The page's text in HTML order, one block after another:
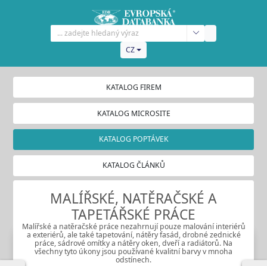
CZ
KATALOG FIREM
KATALOG MICROSITE
KATALOG POPTÁVEK
KATALOG ČLÁNKŮ
MALÍŘSKÉ, NATĚRAČSKÉ A
TAPETÁŘSKÉ PRÁCE
Malířské a natěračské práce nezahrnují pouze malování interiérů
a exteriérů, ale také tapetování, nátěry fasád, drobné zednické
práce, sádrové omítky a nátěry oken, dveří a radiátorů. Na
všechny tyto úkony jsou používané kvalitní barvy v mnoha
odstínech.